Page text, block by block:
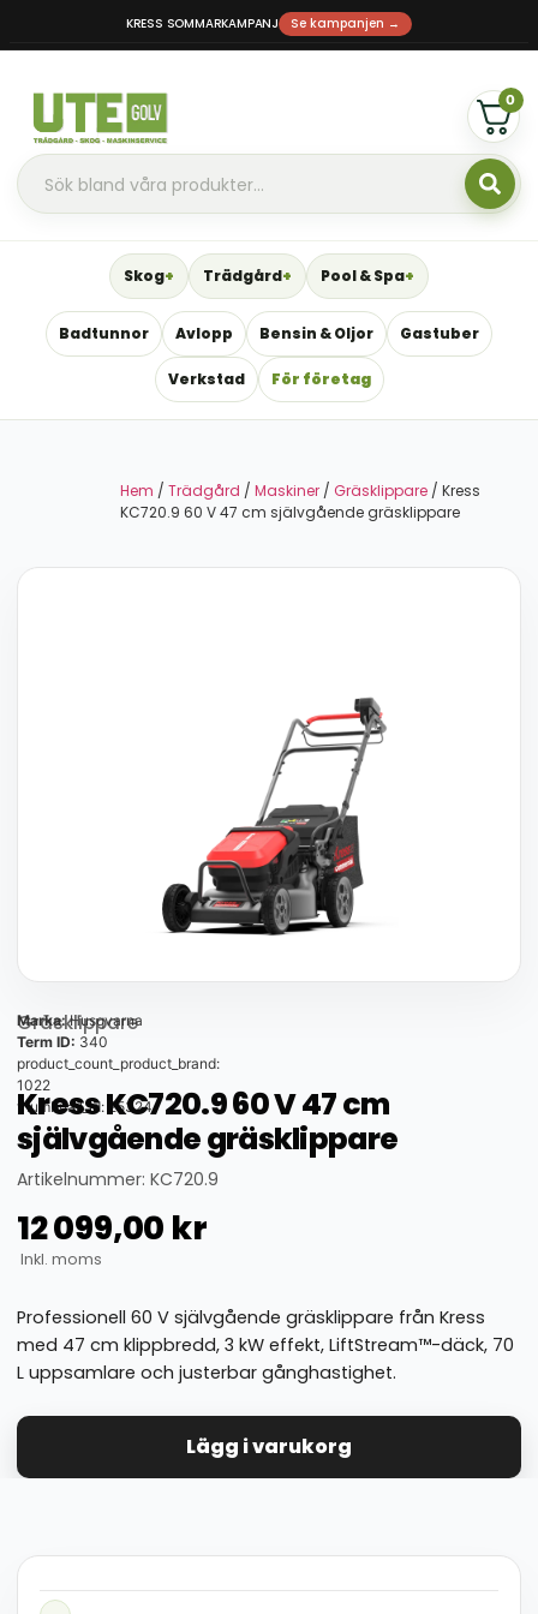
KRESS SOMMARKAMPANJ Se kampanjen →
0
Skog Trädgård Pool & Spa
Badtunnor Avlopp Bensin & Oljor Gastuber
Verkstad För företag
Hem / Trädgård / Maskiner / Gräsklippare / Kress
KC720.9 60 V 47 cm självgående gräsklippare
Gräsklippare
Marka:Husqvarna
Term ID: 340
product_count_product_brand:
1022
thumbnail_id: 25324
Kress KC720.9 60 V 47 cm
självgående gräsklippare
Artikelnummer: KC720.9
12 099,00 kr
Inkl. moms
Professionell 60 V självgående gräsklippare från Kress
med 47 cm klippbredd, 3 kW effekt, LiftStream™-däck, 70
L uppsamlare och justerbar gånghastighet.
Lägg i varukorg